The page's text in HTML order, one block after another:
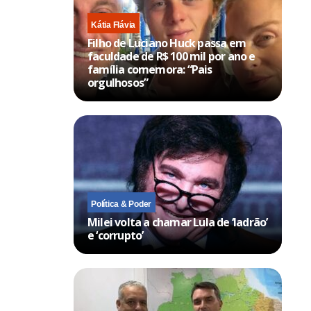
Kátia Flávia
Filho de Luciano Huck passa em
faculdade de R$ 100 mil por ano e
família comemora: “Pais
orgulhosos”
Política & Poder
Milei volta a chamar Lula de ‘ladrão’
e ‘corrupto’